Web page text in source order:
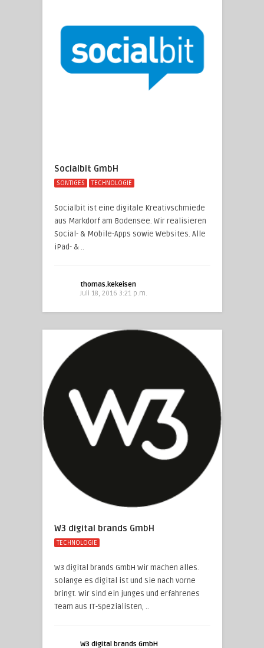
Socialbit GmbH
SONTIGES TECHNOLOGIE
Socialbit ist eine digitale Kreativschmiede
aus Markdorf am Bodensee. Wir realisieren
Social- & Mobile-Apps sowie Websites. Alle
iPad- & ..
thomas.kekeisen
Juli 18, 2016 3:21 p.m.
W3 digital brands GmbH
TECHNOLOGIE
W3 digital brands GmbH Wir machen alles.
Solange es digital ist und Sie nach vorne
bringt. Wir sind ein junges und erfahrenes
Team aus IT-Spezialisten, ..
W3 digital brands GmbH